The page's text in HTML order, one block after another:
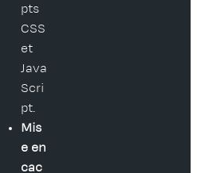
pts
CSS
et
Java
Scri
pt.
Mis
e en
cac